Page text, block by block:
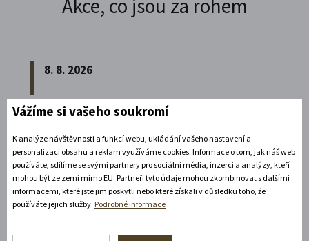
Akce, co jsou za rohem
8. 8. 2026
Noční prohlídka piaristického chrámu
Poznejte vrcholně barokní architekturu v
působivém večerním hávu. Obětní stůl dýchá
světlem, paprsky laserového kříže protínají
klenby a chrám ožívá instalacemi současného
Vážíme si vašeho soukromí
K analýze návštěvnosti a funkcí webu, ukládání vašeho nastavení a
personalizaci obsahu a reklam využíváme cookies. Informace o tom, jak náš web
používáte, sdílíme se svými partnery pro sociální média, inzerci a analýzy, kteří
mohou být ze zemí mimo EU. Partneři tyto údaje mohou zkombinovat s dalšími
informacemi, které jste jim poskytli nebo které získali v důsledku toho, že
používáte jejich služby. Podrobné informace